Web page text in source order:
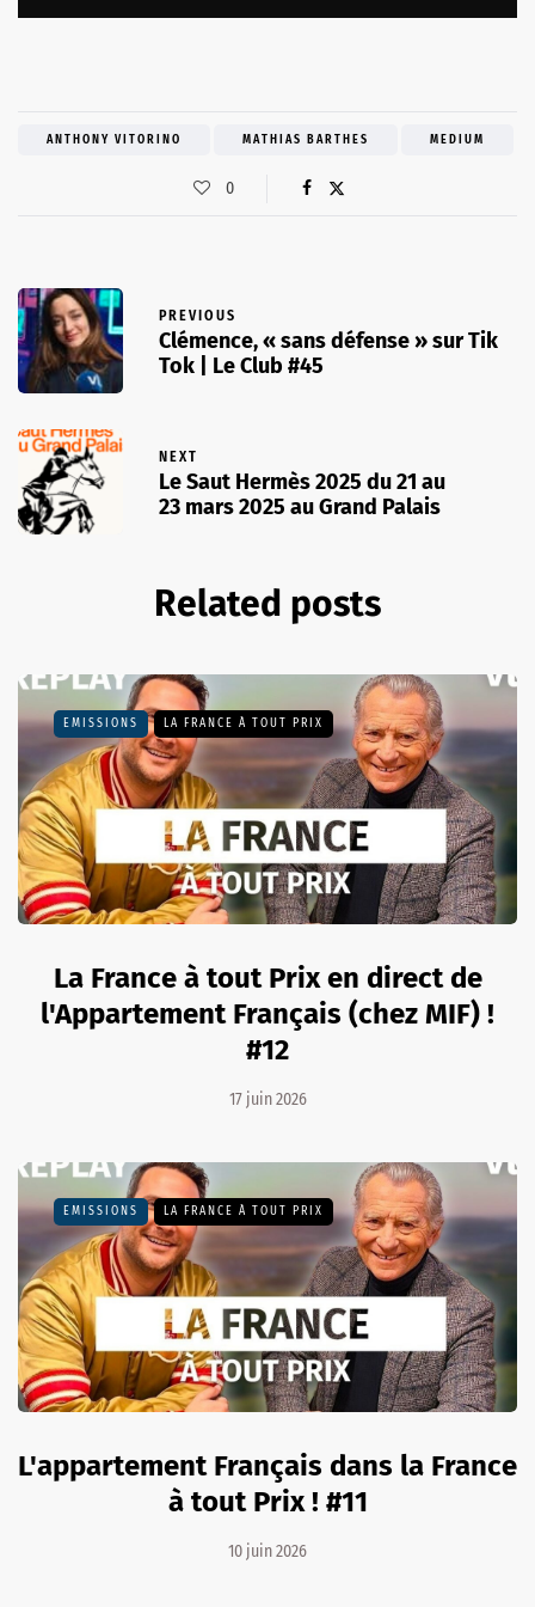
ANTHONY VITORINO MATHIAS BARTHES MEDIUM
0
PREVIOUS
Clémence, « sans défense » sur Tik
Tok | Le Club #45
NEXT
Le Saut Hermès 2025 du 21 au
23 mars 2025 au Grand Palais
Related posts
EMISSIONS LA FRANCE À TOUT PRIX
La France à tout Prix en direct de
l'Appartement Français (chez MIF) !
#12
17 juin 2026
EMISSIONS LA FRANCE À TOUT PRIX
L'appartement Français dans la France
à tout Prix ! #11
10 juin 2026